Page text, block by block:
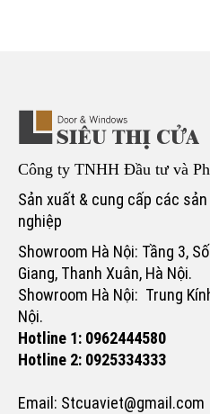
Công ty TNHH Đầu tư và
Sản xuất & cung cấp các
nghiệp
Showroom Hà Nội: Tầng 3,
Giang, Thanh Xuân, Hà Nội.
Showroom Hà Nội: Trung
Nội.
Hotline 1: 0962444580
Hotline 2: 0925334333
Email: Stcuaviet@gmail.com